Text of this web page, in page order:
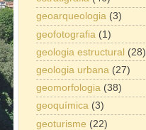
geoarqueologia (3)
geofotografia (1)
geologia estructural (28)
geologia urbana (27)
geomorfologia (38)
geoquímica (3)
geoturisme (22)